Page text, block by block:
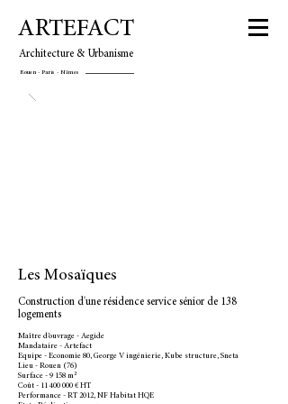
ARTEFACT
Architecture & Urbanisme
Rouen - Paris - Nîmes
Les Mosaïques
Construction d'une résidence service sénior de 138
logements
Maître d’ouvrage - Aegide
Mandataire - Artefact
Equipe - Economie 80, George V ingénierie, Kube structure, Sneta
Lieu - Rouen (76)
Surface - 9 158 m²
Coût - 11 400 000 € HT
Performance - RT 2012, NF Habitat HQE